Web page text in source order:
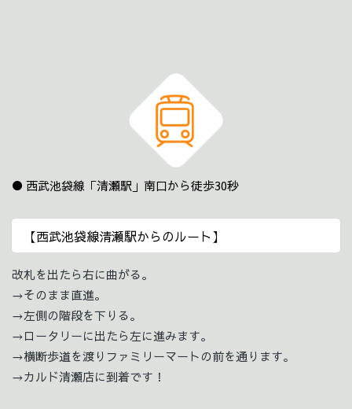
西武池袋線「清瀬駅」南口から徒歩30秒
【西武池袋線清瀬駅からのルート】
改札を出たら右に曲がる。
→そのまま直進。
→左側の階段を下りる。
→ロータリーに出たら左に進みます。
→横断歩道を渡りファミリーマートの前を通ります。
→カルド清瀬店に到着です！